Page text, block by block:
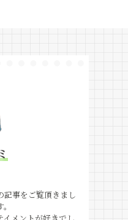
記事をご覧頂きまし